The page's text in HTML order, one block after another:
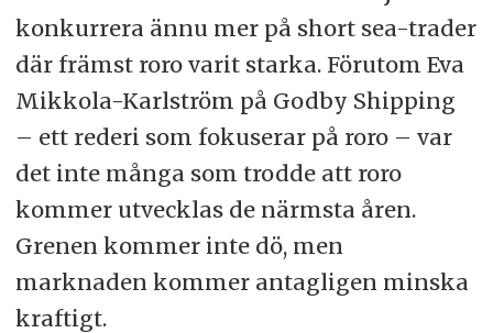
konkurrera ännu mer på short sea-trader
där främst roro varit starka. Förutom Eva
Mikkola-Karlström på Godby Shipping
– ett rederi som fokuserar på roro – var
det inte många som trodde att roro
kommer utvecklas de närmsta åren.
Grenen kommer inte dö, men
marknaden kommer antagligen minska
kraftigt.